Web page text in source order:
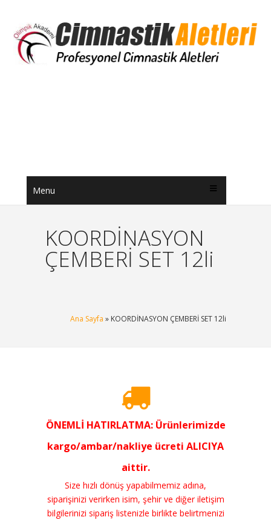
Menu
KOORDİNASYON
ÇEMBERİ SET 12li
Ana Sayfa » KOORDİNASYON ÇEMBERİ SET 12li
ÖNEMLİ HATIRLATMA: Ürünlerimizde
kargo/ambar/nakliye ücreti ALICIYA
aittir.
Size hızlı dönüş yapabilmemiz adına,
siparişinizi verirken isim, şehir ve diğer iletişim
bilgilerinizi sipariş listenizle birlikte belirtmenizi